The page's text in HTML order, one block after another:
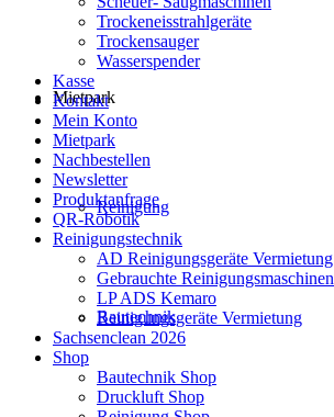
Mietpark
Reinigung
Bautechnik
Trockeneisstrahlgeräte
Trockensauger
Wasserspender
Kasse
Kontakt
Mein Konto
Mietpark
Nachbestellen
Newsletter
Produktanfrage
QR-Robotik
Reinigungstechnik
AD Reinigungsgeräte Vermietung
Gebrauchte Reinigungsmaschinen
LP ADS Kemaro
Reinigungsgeräte Vermietung
Sachsenclean 2026
Shop
Bautechnik Shop
Druckluft Shop